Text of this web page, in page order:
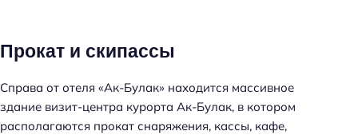
Прокат и скипассы
Справа от отеля «Ак-Булак» находится массивное
здание визит-центра курорта Ак-Булак, в котором
располагаются прокат снаряжения, кассы, кафе,